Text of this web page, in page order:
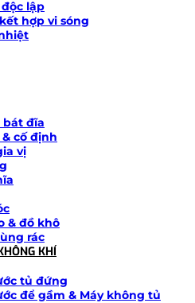
độc lập
hợp vi sóng
bát đĩa
cố định
vị
& đồ khô
rác
KHÍ
tủ đứng
để gầm & Máy không tủ